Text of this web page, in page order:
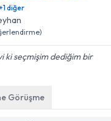
1diğer
ki seçmişim dediğim bir
Görüşme